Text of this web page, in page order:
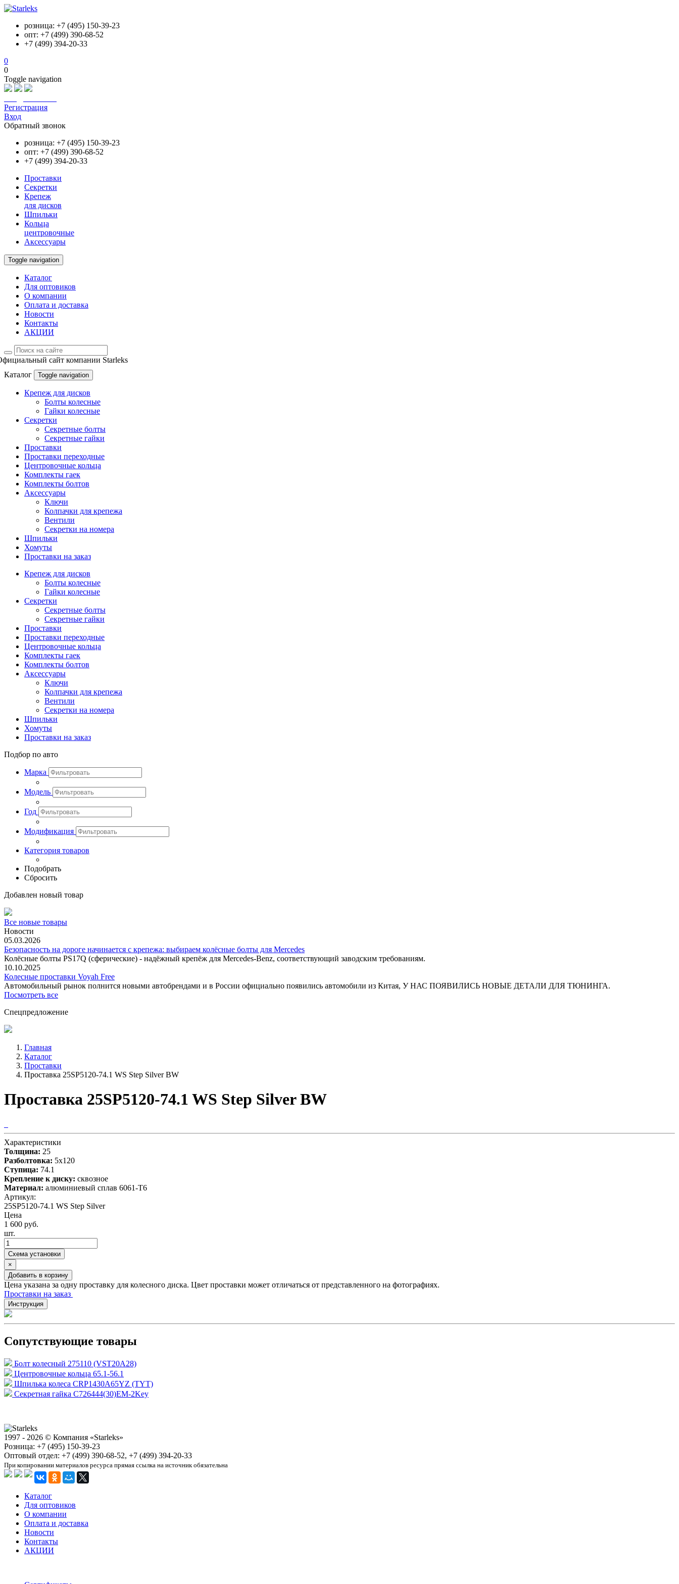
розница: +7 (495) 150-39-23
опт: +7 (499) 390-68-52
+7 (499) 394-20-33
0
0
Toggle navigation
Регистрация
Вход
Обратный звонок
розница: +7 (495) 150-39-23
опт: +7 (499) 390-68-52
+7 (499) 394-20-33
Проставки
Секретки
Крепеж
для дисков
Шпильки
Кольца
центровочные
Аксессуары
Toggle navigation
Каталог
Для оптовиков
О компании
Оплата и доставка
Новости
Контакты
АКЦИИ
сайт компании Starleks
Каталог
Toggle navigation
Крепеж для дисков
Болты колесные
Гайки колесные
Секретки
Секретные болты
Секретные гайки
Проставки
Проставки переходные
Центровочные кольца
Комплекты гаек
Комплекты болтов
Аксессуары
Ключи
Колпачки для крепежа
Вентили
Секретки на номера
Шпильки
Хомуты
Проставки на заказ
Крепеж для дисков
Болты колесные
Гайки колесные
Секретки
Секретные болты
Секретные гайки
Проставки
Проставки переходные
Центровочные кольца
Комплекты гаек
Комплекты болтов
Аксессуары
Ключи
Колпачки для крепежа
Вентили
Секретки на номера
Шпильки
Хомуты
Проставки на заказ
Подбор по авто
Марка
Модель
Год
Модификация
Категория товаров
Подобрать
Сбросить
Добавлен новый товар
Все новые товары
Новости
05.03.2026
Безопасность на дороге начинается с крепежа: выбираем колёсные болты для Mercedes
Колёсные болты PS17Q (сферические) - надёжный крепёж для Mercedes‑Benz, соответствующий заводским требованиям.
10.10.2025
Колесные проставки Voyah Free
Автомобильный рынок полнится новыми автобрендами и в России официально появились автомобили из Китая, У НАС ПОЯВИЛИСЬ НОВЫЕ ДЕТАЛИ ДЛЯ ТЮНИНГА.
Посмотреть все
Спецпредложение
Главная
Каталог
Проставки
Проставка 25SP5120-74.1 WS Step Silver BW
Проставка 25SP5120-74.1 WS Step Silver BW
Характеристики
Толщина: 25
Разболтовка: 5x120
Ступица: 74.1
Крепление к диску: сквозное
Материал: алюминиевый сплав 6061-T6
Артикул:
25SP5120-74.1 WS Step Silver
Цена
1 600 руб.
шт.
Схема установки
×
Добавить в корзину
Цена указана за одну проставку для колесного диска. Цвет проставки может отличаться от представленного на фотографиях.
Проставки на заказ
Инструкция
Сопутствующие товары
Болт колесный 275110 (VST20A28)
Центровочные кольца 65.1-56.1
Шпилька колеса CRP1430A65YZ (TYT)
Секретная гайка C726444(30)EM-2Key
1997 - 2026 © Компания «Starleks»
Розница: +7 (495) 150-39-23
Оптовый отдел: +7 (499) 390-68-52, +7 (499) 394-20-33
При копировании материалов ресурса прямая ссылка на источник обязательна
Каталог
Для оптовиков
О компании
Оплата и доставка
Новости
Контакты
АКЦИИ